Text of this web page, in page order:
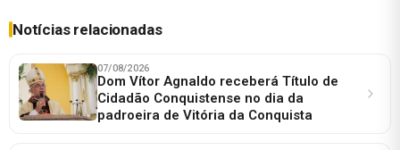
Notícias relacionadas
07/08/2026
Dom Vítor Agnaldo receberá Título de
Cidadão Conquistense no dia da
padroeira de Vitória da Conquista